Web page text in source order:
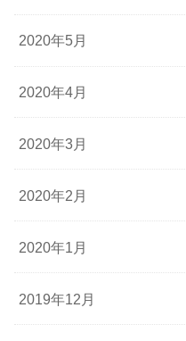
2020年5月
2020年4月
2020年3月
2020年2月
2020年1月
2019年12月